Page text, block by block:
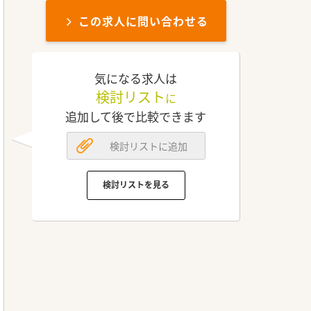
この求人に問い合わせる
気になる求人は
検討リスト に
追加して後で比較できます
検討リストに追加
検討リストを見る